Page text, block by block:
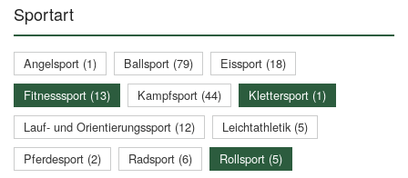
Sportart
Angelsport (1) Ballsport (79)
Eissport (18)
Fitnesssport (13)
Kampfsport (44)
Klettersport (1)
Lauf- und Orientierungssport (12)
Leichtathletik (5)
Pferdesport (2)
Radsport (6)
Rollsport (5)